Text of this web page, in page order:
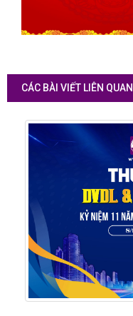
CÁC BÀI VIẾT LIÊN QUAN